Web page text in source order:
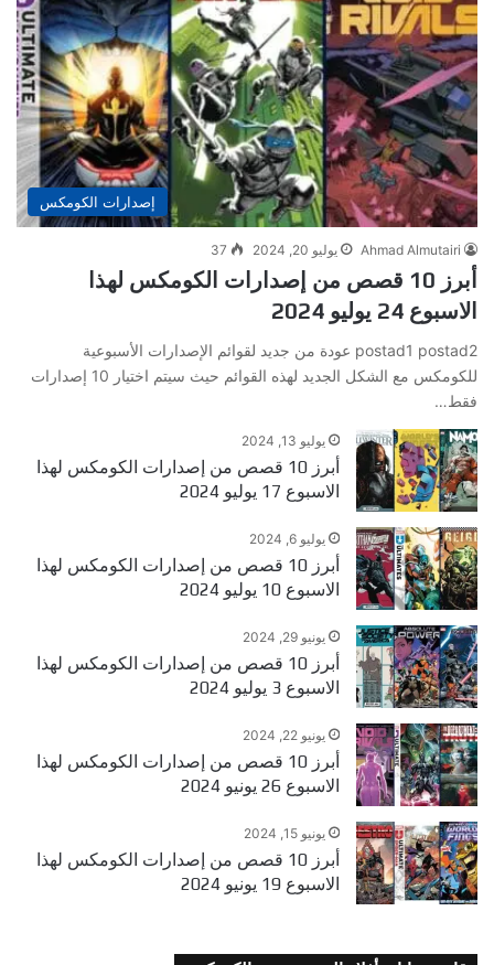
إصدارات الكومكس
Ahmad Almutairi يوليو 20, 2024 37
أبرز 10 قصص من إصدارات الكومكس لهذا
الاسبوع 24 يوليو 2024
postad1 postad2 عودة من جديد لقوائم الإصدارات الأسبوعية
للكومكس مع الشكل الجديد لهذه القوائم حيث سيتم اختيار 10 إصدارات
فقط…
يوليو 13, 2024
أبرز 10 قصص من إصدارات الكومكس لهذا
الاسبوع 17 يوليو 2024
يوليو 6, 2024
أبرز 10 قصص من إصدارات الكومكس لهذا
الاسبوع 10 يوليو 2024
يونيو 29, 2024
أبرز 10 قصص من إصدارات الكومكس لهذا
الاسبوع 3 يوليو 2024
يونيو 22, 2024
أبرز 10 قصص من إصدارات الكومكس لهذا
الاسبوع 26 يونيو 2024
يونيو 15, 2024
أبرز 10 قصص من إصدارات الكومكس لهذا
الاسبوع 19 يونيو 2024